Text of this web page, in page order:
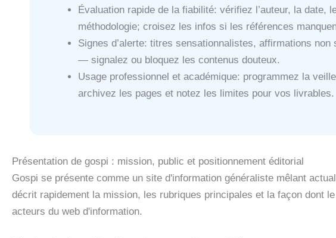
Évaluation rapide de la fiabilité: vérifiez l’auteur, la date,
méthodologie; croisez les infos si les références
Signes d’alerte: titres sensationnalistes, affirmations
— signalez ou bloquez les contenus douteux.
Usage professionnel et académique: programmez la
archivez les pages et notez les limites pour vos livrables.
Présentation de gospi : mission, public et positionnement éditorial
Gospi se présente comme un site d'information généraliste mêlant
décrit rapidement la mission, les rubriques principales et la façon dont
acteurs du web d'information.